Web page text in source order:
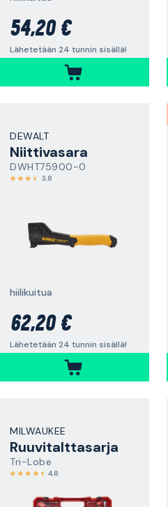
54,20 €
Lähetetään 24 tunnin sisällä!
DEWALT
Niittivasara
DWHT75900-0
3,8
hiilikuitua
62,20 €
Lähetetään 24 tunnin sisällä!
MILWAUKEE
Ruuvitalttasarja
Tri-Lobe
4,8